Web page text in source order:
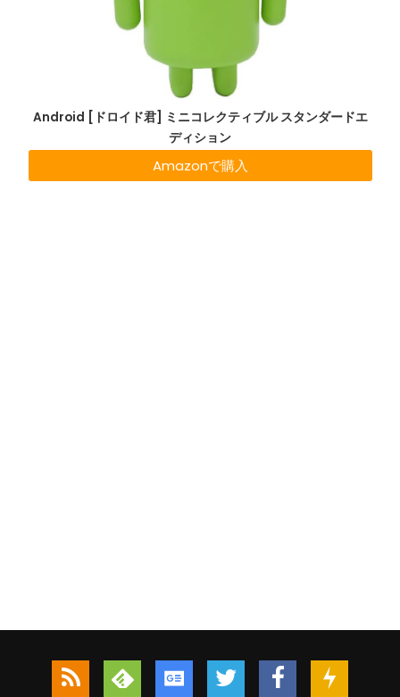
Android [ドロイド君] ミニコレクティブル スタンダードエ
ディション
Amazonで購入